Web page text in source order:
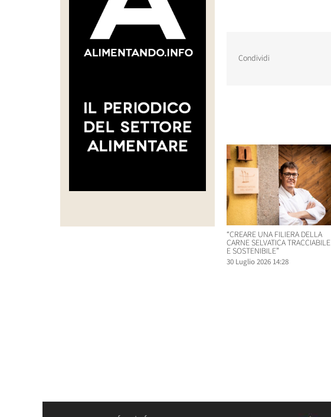
Condividi
“CREARE UNA FILIERA DELLA
CARNE SELVATICA TRACCIABILE
E SOSTENIBILE”
30 Luglio 2026 14:28